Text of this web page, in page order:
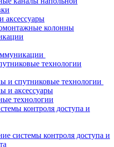
аксессуары
колонны
технологии
и спутниковые технологии
и аксессуары
технологии
контроля доступа и
системы контроля доступа и